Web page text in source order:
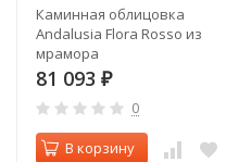
Каминная облицовка
Andalusia Flora Rosso из
мрамора
81 093 ₽
0
В корзину